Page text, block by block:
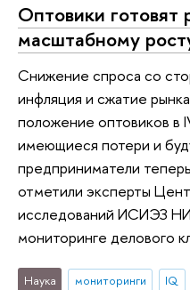
Оптовики готовят
масштабному
Снижение спроса со
инфляция и сжатие
положение оптовиков в
имеющиеся потери и
предприниматели
отметили эксперты
исследований ИСИЭЗ
мониторинге делового
Наука мониторинги IQ